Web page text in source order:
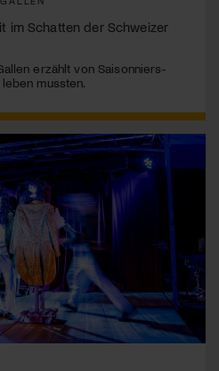
im Schatten der Schweizer
erzählt von Saisonniers-
mussten.